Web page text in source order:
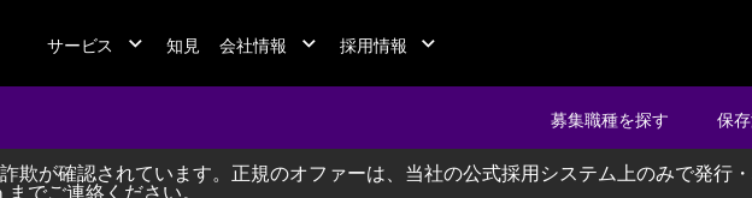
サービス 知見 会社情報 採用情報
募集職種を探す 保
欺が確認されています。正規のオファーは、当社の公式採用システム上のみで発行
までご連絡ください。